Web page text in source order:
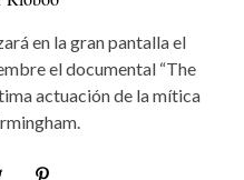
en la gran pantalla el
el documental “The
actuación de la mítica